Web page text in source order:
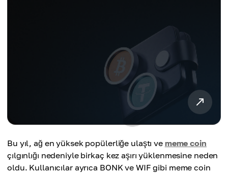
Bu yıl, ağ en yüksek popülerliğe ulaştı ve meme coin
çılgınlığı nedeniyle birkaç kez aşırı yüklenmesine neden
oldu. Kullanıcılar ayrıca BONK ve WIF gibi meme coin